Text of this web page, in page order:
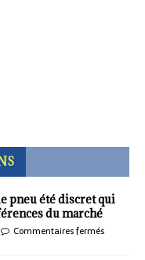
pneu été discret qui
du marché
Commentaires fermés